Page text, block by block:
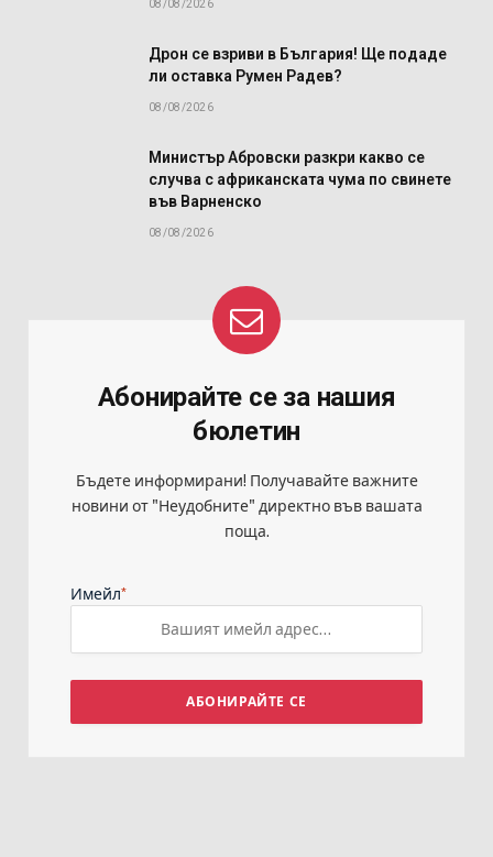
08/08/2026
Дрон се взриви в България! Ще подаде
ли оставка Румен Радев?
08/08/2026
Министър Абровски разкри какво се
случва с африканската чума по свинете
във Варненско
08/08/2026
Абонирайте се за нашия
бюлетин
Бъдете информирани! Получавайте важните
новини от "Неудобните" директно във вашата
поща.
Имейл*